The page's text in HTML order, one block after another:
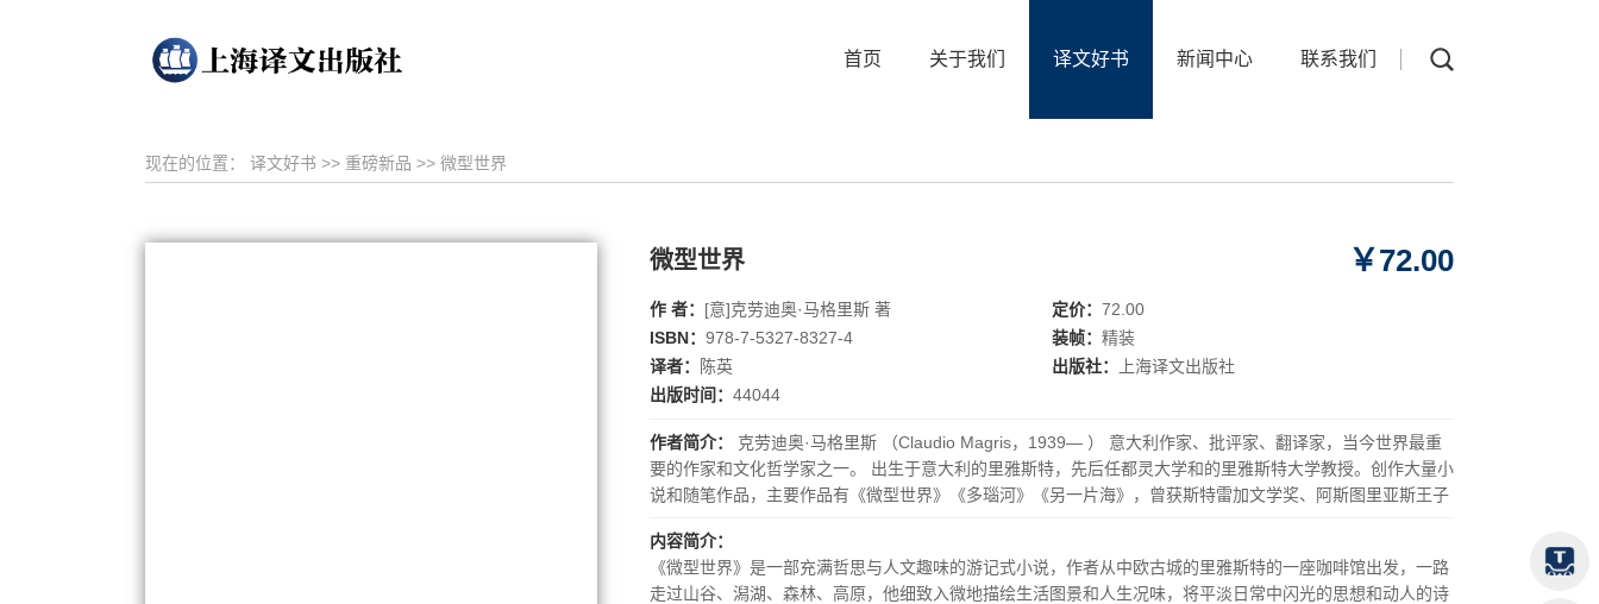
首页 关于我们 译文好书 新闻中心 联系我们
现在的位置： 译文好书 >> 重磅新品 >> 微型世界
微型世界 ￥72.00
作 者： [意]克劳迪奥·马格里斯 著 定价： 72.00
ISBN： 978-7-5327-8327-4 装帧： 精装
译者：
陈英 出版社：
上海译文出版社
出版时间： 44044
作者简介：
克劳迪奥·马格里斯 （Claudio Magris，1939— ） 意大利作家、批评家、翻译家，当今世界最重
要的作家和文化哲学家之一。 出生于意大利的里雅斯特，先后任都灵大学和的里雅斯特大学教授。创作大量小
说和随笔作品，主要作品有《微型世界》《多瑙河》《另一片海》，曾获斯特雷加文学奖、阿斯图里亚斯王子
内容简介：
《微型世界》是一部充满哲思与人文趣味的游记式小说，作者从中欧古城的里雅斯特的一座咖啡馆出发，一路
走过山谷、潟湖、森林、高原，他细致入微地描绘生活图景和人生况味，将平淡日常中闪光的思想和动人的诗